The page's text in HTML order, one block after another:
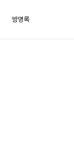
방명록